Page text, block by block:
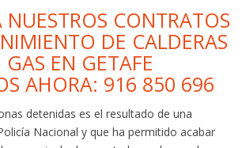
CONTRATOS
DE CALDERAS
GAS EN GETAFE
AHORA: 916 850 696
detenidas es el resultado de una
Nacional y que ha permitido acabar